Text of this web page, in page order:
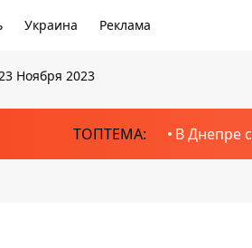
Украина Реклама
Ноября 2023
ТОПТЕМА: В Днепре